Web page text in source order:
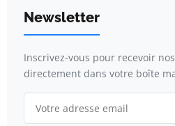
Newsletter
Inscrivez-vous pour recevoir
directement dans votre boîte